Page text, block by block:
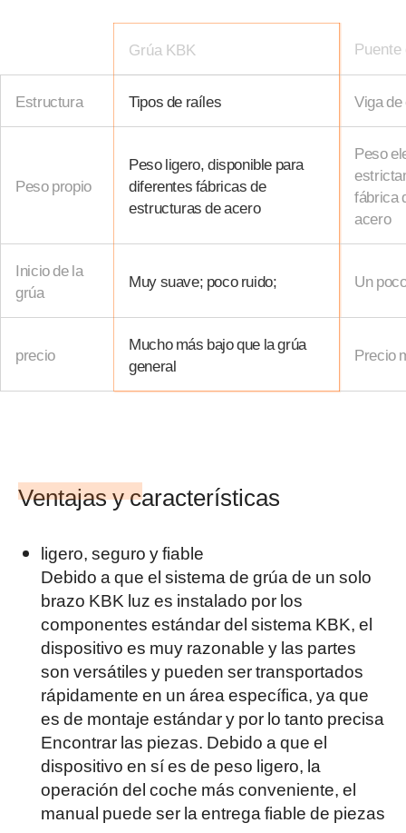
Grúa KBK Puente
Estructura Tipos de raíles Viga
Peso propio
Peso ligero, disponible para
diferentes fábricas de
estructuras de acero
Peso
fábrica
acero
Inicio de la
grúa
Muy suave; poco ruido; Un
precio
Mucho más bajo que la grúa
general
Precio
Ventajas y características
ligero, seguro y fiable
Debido a que el sistema de grúa de un solo
brazo KBK luz es instalado por los
componentes estándar del sistema KBK, el
dispositivo es muy razonable y las partes
son versátiles y pueden ser transportados
rápidamente en un área específica, ya que
es de montaje estándar y por lo tanto precisa
Encontrar las piezas. Debido a que el
dispositivo en sí es de peso ligero, la
operación del coche más conveniente, el
manual puede ser la entrega fiable de piezas